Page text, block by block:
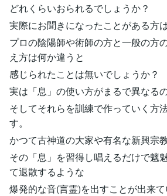
どれくらいおられるでしょうか？
実際にお聞きになったことがある方
プロの陰陽師や術師の方と一般の方
え方は何か違うと
感じられたことは無いでしょうか？
実は「息」の使い方がまるで異なるの
そしてそれらを訓練で作っていく方
す。
かつて古神道の大家や有名な新興宗
その「息」を習得し唱えるだけで魑
て退散するような
爆発的な音(言霊)を出すことが出来て